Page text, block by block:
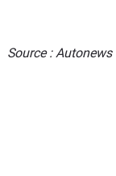
Source : Autonews